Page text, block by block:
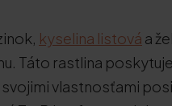
kyselina listová a
Táto rastlina
vlastnosťami